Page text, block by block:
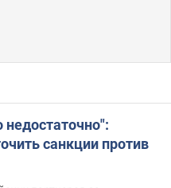
санкции против